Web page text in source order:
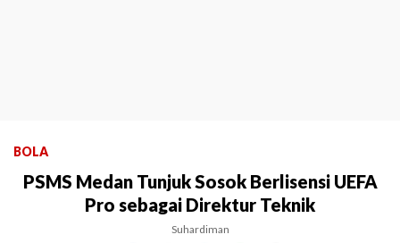
BOLA
PSMS Medan Tunjuk Sosok Berlisensi UEFA
Pro sebagai Direktur Teknik
Suhardiman